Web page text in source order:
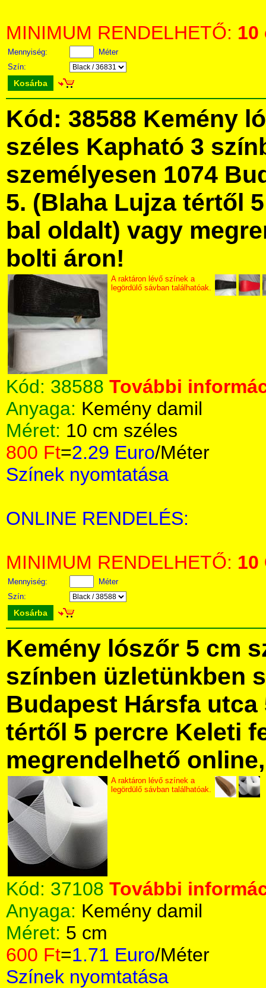
MINIMUM RENDELHETŐ: 10
Mennyiség:
Méter
Szín:
Kosárba
Kód: 38588 Kemény
széles Kapható 3
személyesen 1074
5. (Blaha Lujza tértől
bal oldalt) vagy
bolti áron!
A raktáron lévő színek a
legördülő sávban találhatóak.
Kód: 38588 További
Anyaga: Kemény damil
Méret: 10 cm széles
800 Ft=2.29 Euro/Méter
Színek nyomtatása
ONLINE RENDELÉS:
MINIMUM RENDELHETŐ: 10
Mennyiség:
Méter
Szín:
Kosárba
Kemény lószőr 5 cm
színben üzletünkben
Budapest Hársfa utca
tértől 5 percre Keleti
megrendelhető
A raktáron lévő színek a
legördülő sávban találhatóak.
Kód: 37108 További
Anyaga: Kemény damil
Méret: 5 cm
600 Ft=1.71 Euro/Méter
Színek nyomtatása